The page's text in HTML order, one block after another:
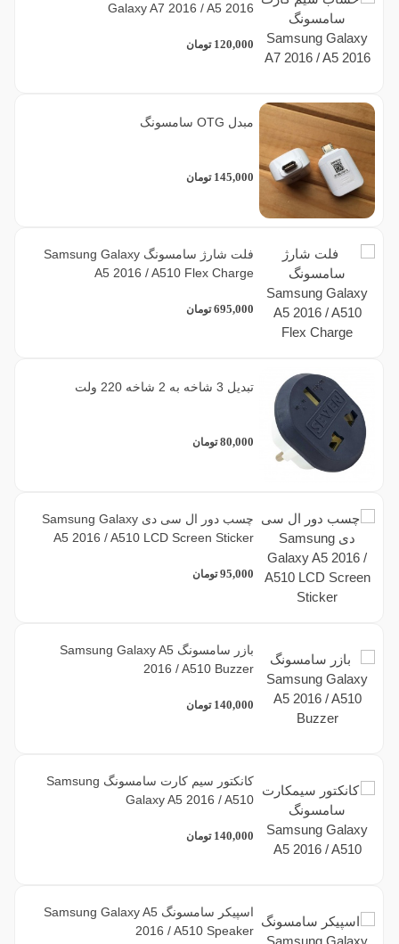
Galaxy A7 2016 / A5 2016
120,000 تومان
مبدل OTG سامسونگ
145,000 تومان
فلت شارژ سامسونگ Samsung Galaxy
A5 2016 / A510 Flex Charge
695,000 تومان
تبدیل 3 شاخه به 2 شاخه 220 ولت
80,000 تومان
چسب دور ال سی دی Samsung Galaxy
A5 2016 / A510 LCD Screen Sticker
95,000 تومان
بازر سامسونگ Samsung Galaxy A5
2016 / A510 Buzzer
140,000 تومان
کانکتور سیم کارت سامسونگ Samsung
Galaxy A5 2016 / A510
140,000 تومان
اسپیکر سامسونگ Samsung Galaxy A5
2016 / A510 Speaker